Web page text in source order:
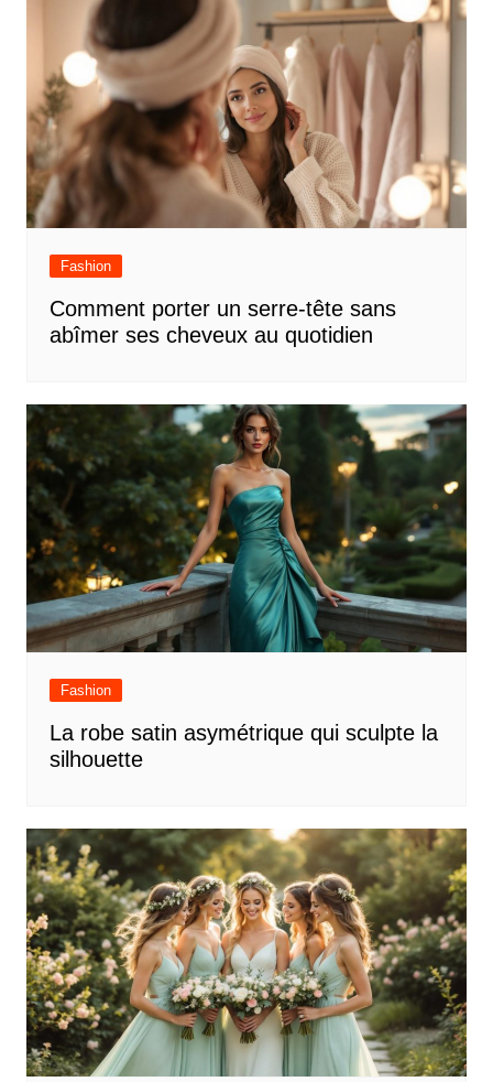
Fashion
Comment porter un serre-tête sans
abîmer ses cheveux au quotidien
Fashion
La robe satin asymétrique qui sculpte la
silhouette